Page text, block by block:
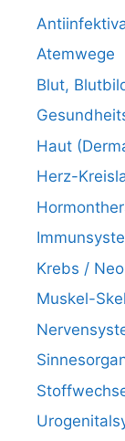
Atemwege
Blut,
Haut
Herz-
Krebs /
Muskel-